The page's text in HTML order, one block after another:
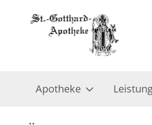
Apotheke